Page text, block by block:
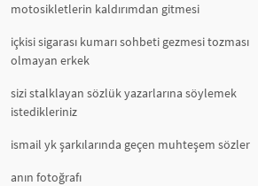
motosikletlerin kaldırımdan gitmesi
içkisi sigarası kumarı sohbeti gezmesi tozması
olmayan erkek
sizi stalklayan sözlük yazarlarına söylemek
istedikleriniz
ismail yk şarkılarında geçen muhteşem sözler
anın fotoğrafı